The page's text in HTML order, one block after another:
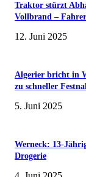
Traktor stürzt
Vollbrand –
12. Juni 2025
Algerier bricht in
zu schneller
5. Juni 2025
Werneck: 13-
Drogerie